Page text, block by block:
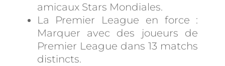
amicaux Stars Mondiales.
La Premier League en force :
Marquer avec des joueurs de
Premier League dans 13 matchs
distincts.